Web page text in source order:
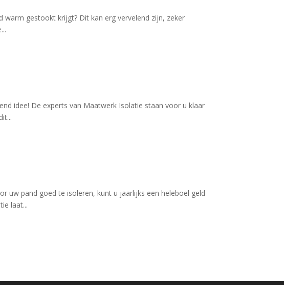
gestookt krijgt? Dit kan erg vervelend zijn, zeker
idee! De experts van Maatwerk Isolatie staan voor u klaar
uw pand goed te isoleren, kunt u jaarlijks een heleboel geld
laat...